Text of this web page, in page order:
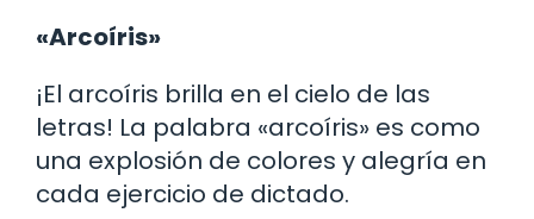
«Arcoíris»
¡El arcoíris brilla en el cielo de las
letras! La palabra «arcoíris» es como
una explosión de colores y alegría en
cada ejercicio de dictado.